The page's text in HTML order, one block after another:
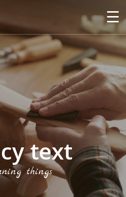
text
things